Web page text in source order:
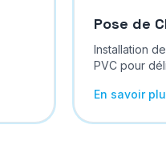
Pose de
Installation
PVC pour
En savoir